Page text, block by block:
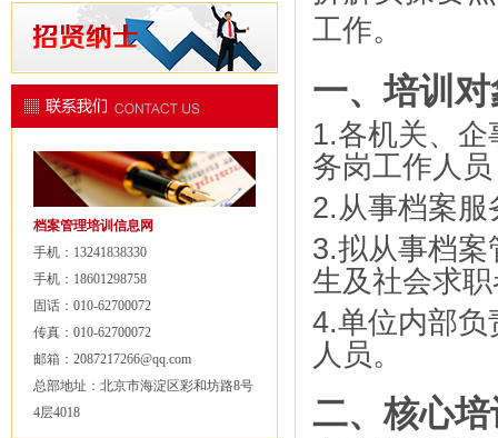
档案管理培训信息网
手机：13241838330
手机：18601298758
固话：010-62700072
传真：010-62700072
邮箱：2087217266@qq.com
总部地址：北京市海淀区彩和坊路8号
4层4018
工作。
一、培训对
1.各机关、
务岗工作人
2.从事档案
3.拟从事档案
生及社会求
4.单位内部负
人员。
二、核心